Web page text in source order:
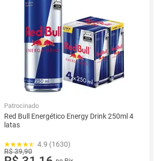
Patrocinado
Red Bull Energético Energy Drink 250ml 4
latas
4.9 (1630)
R$ 39,90